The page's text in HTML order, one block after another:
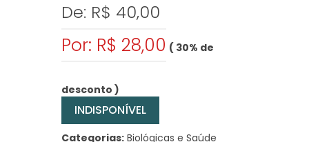
De: R$ 40,00
Por: R$ 28,00 ( 30% de
desconto )
INDISPONÍVEL
Categorias: Biológicas e Saúde